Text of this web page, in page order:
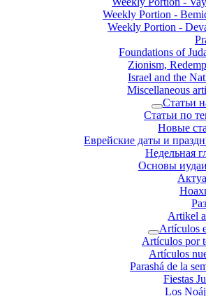
Weekly Portion -
Weekly Portion -
Foundations of
Zionism,
Israel and the
Miscellaneous
Статьи
Статьи по
Новые
Еврейские даты и
Недельная
Основы
Artikel
Artículos
Artículos por
Artículos
Parashá de la
Fiestas
Los